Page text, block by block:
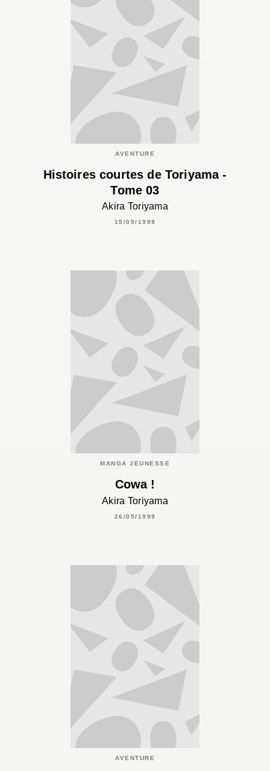
AVENTURE
Histoires courtes de Toriyama -
Tome 03
Akira Toriyama
15/09/1999
MANGA JEUNESSE
Cowa !
Akira Toriyama
26/05/1999
AVENTURE